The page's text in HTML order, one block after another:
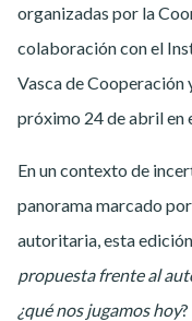
organizadas por la
colaboración con el
Vasca de Cooperación
próximo 24 de abril en
En un contexto de
panorama marcado
autoritaria, esta
propuesta frente al
¿qué nos jugamos hoy?